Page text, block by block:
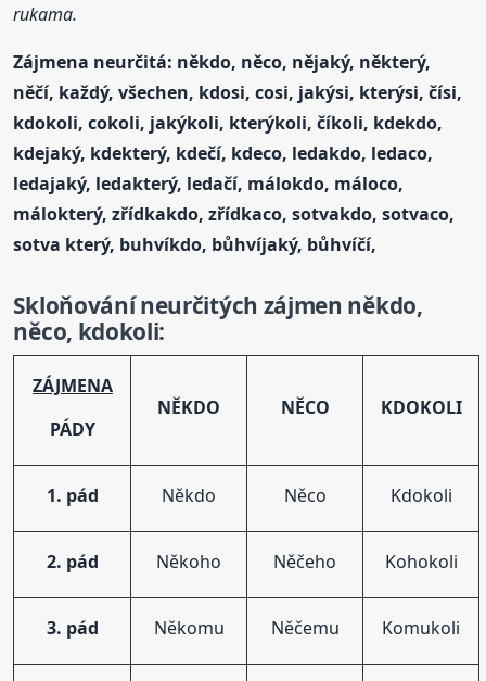
rukama.
Zájmena neurčitá: někdo, něco, nějaký, některý,
něčí, každý, všechen, kdosi, cosi, jakýsi, kterýsi, čísi,
kdokoli, cokoli, jakýkoli, kterýkoli, číkoli, kdekdo,
kdejaký, kdekterý, kdečí, kdeco, ledakdo, ledaco,
ledajaký, ledakterý, ledačí, málokdo, máloco,
málokterý, zřídkakdo, zřídkaco, sotvakdo, sotvaco,
sotva který, buhvíkdo, bůhvíjaký, bůhvíčí,
Skloňováníneurčitých zájmen někdo,
něco, kdokoli:
ZÁJMENA
PÁDY
NĚKDO NĚCO KDOKOLI
1. pád Někdo Něco Kdokoli
2. pád Někoho Něčeho Kohokoli
3. pád Někomu Něčemu Komukoli